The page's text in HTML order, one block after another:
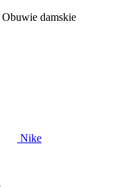
Obuwie damskie
Nike